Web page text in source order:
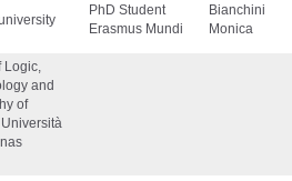
PhD Student
Erasmus Mundi
Bianchini
Monica
Logic,
and
of